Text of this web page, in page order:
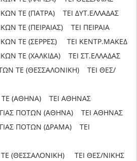
ΤΕ (ΠΑΤΡΑ) ΤΕΙ ΔΥΤ.ΕΛΛΑΔΑΣ
ΤΕ (ΠΕΙΡΑΙΑΣ) ΤΕΙ ΠΕΙΡΑΙΑ
ΤΕ (ΣΕΡΡΕΣ) ΤΕΙ ΚΕΝΤΡ.ΜΑΚΕΔ
ΤΕ (ΧΑΛΚΙΔΑ) ΤΕΙ ΣΤ.ΕΛΛΑΔΑΣ
ΤΕ (ΘΕΣΣΑΛΟΝΙΚΗ) ΤΕΙ ΘΕΣ/
(ΑΘΗΝΑ) ΤΕΙ ΑΘΗΝΑΣ
ΠΟΤΩΝ (ΑΘΗΝΑ) ΤΕΙ ΑΘΗΝΑΣ
ΠΟΤΩΝ (ΔΡΑΜΑ) ΤΕΙ
(ΘΕΣΣΑΛΟΝΙΚΗ) ΤΕΙ ΘΕΣ/ΝΙΚΗΣ